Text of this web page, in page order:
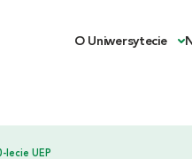
O Uniwersytecie